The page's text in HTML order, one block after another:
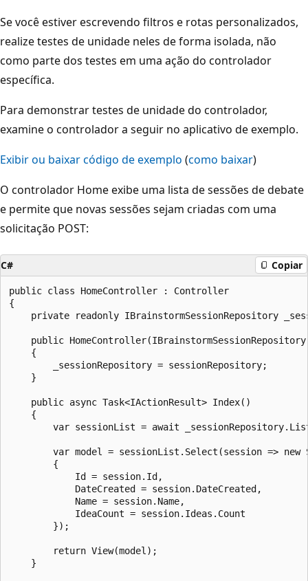
Se você estiver escrevendo filtros e rotas personalizados,
realize testes de unidade neles de forma isolada, não
como parte dos testes em uma ação do controlador
específica.
Para demonstrar testes de unidade do controlador,
examine o controlador a seguir no aplicativo de exemplo.
Exibir ou baixar código de exemplo (como baixar)
O controlador Home exibe uma lista de sessões de debate
e permite que novas sessões sejam criadas com uma
solicitação POST:
C# Copiar
public class HomeController : Controller
{
private readonly IBrainstormSessionRepository
public
    {
        _sessionRepository = sessionRepository;
    }
    public async Task<IActionResult> Index()
    {
var sessionList = await
var model = sessionList.Select(session => new
        {
            Id = session.Id,
            DateCreated = session.DateCreated,
            Name = session.Name,
            IdeaCount = session.Ideas.Count
        });
        return View(model);
    }